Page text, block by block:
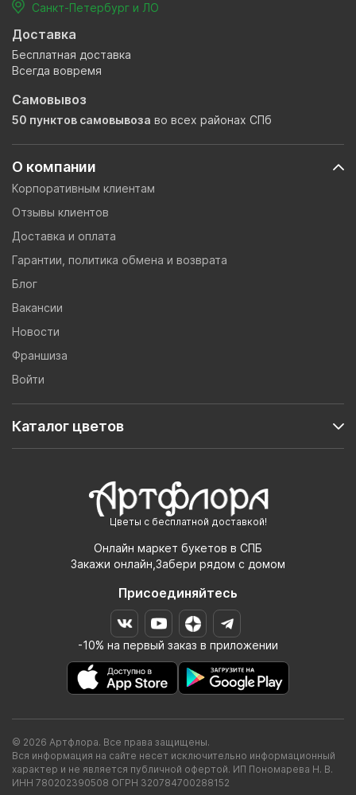
Цветы с бесплатной доставкой!
Онлайн маркет букетов в СПБ
Закажи онлайн,Забери рядом с домом
Присоединяйтесь
-10% на первый заказ в приложении
О компании
Корпоративным клиентам
Отзывы клиентов
Доставка и оплата
Гарантии, политика обмена и возврата
Блог
Вакансии
Новости
Франшиза
Войти
Каталог цветов
Санкт-Петербург и ЛО
Доставка
Бесплатная доставка
Всегда вовремя
Самовывоз
50 пунктов самовывоза во всех районах СПб
© 2026 Артфлора. Все права защищены.
Вся информация на сайте несет исключительно информационный
характер и не является публичной офертой. ИП Пономарева Н. В.
ИНН 780202390508 ОГРН 320784700288152